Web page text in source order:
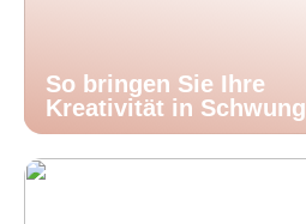
So bringen Sie Ihre
Kreativität in Schwung